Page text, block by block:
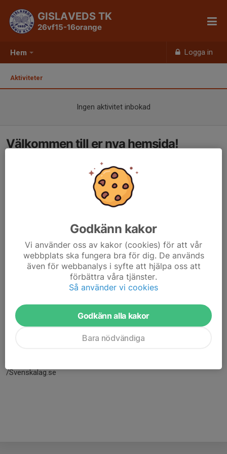
Hem Logga in
GISLAVEDS TK
26vf15-16orange
Aktiviteter
Ingen aktivitet inbokad
Välkommen till er nya hemsida!
Här hamnar automatiskt de senaste nyheterna på hemsidan. För
att kunna börja administrera hemsidan loggar du in högst upp till
/Svenskalag.se
Godkänn kakor
Vi använder oss av kakor (cookies) för att vår
webbplats ska fungera bra för dig. De används
även för webbanalys i syfte att hjälpa oss att
förbättra våra tjänster.
Så använder vi cookies
Godkänn alla kakor
Bara nödvändiga